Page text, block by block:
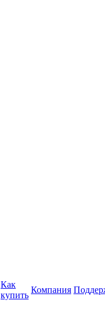
Как
купить
Компания